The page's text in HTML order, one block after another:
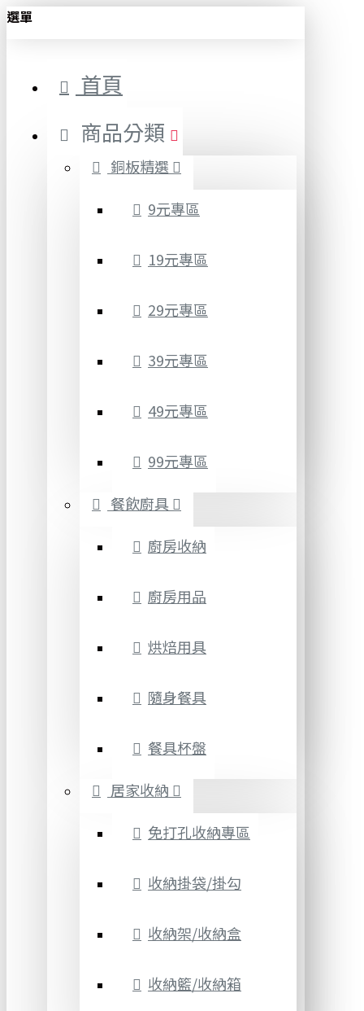
選單
首頁
商品分類
銅板精選
9元專區
19元專區
29元專區
39元專區
49元專區
99元專區
餐飲廚具
廚房收納
廚房用品
烘焙用具
隨身餐具
餐具杯盤
居家收納
免打孔收納專區
收納掛袋/掛勾
收納架/收納盒
收納籃/收納箱